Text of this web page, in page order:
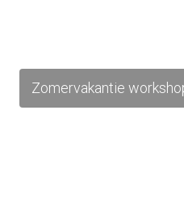
Zomervakantie